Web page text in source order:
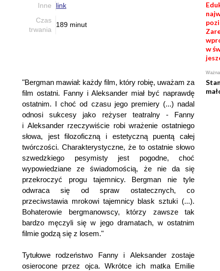
Inne
link
Czas
trwania
189 minut
"Bergman mawiał: każdy film, który robię, uważam za
film ostatni. Fanny i Aleksander miał być naprawdę
ostatnim. I choć od czasu jego premiery (...) nadal
odnosi sukcesy jako reżyser teatralny - Fanny
i Aleksander rzeczywiście robi wrażenie ostatniego
słowa, jest filozoficzną i estetyczną puentą całej
twórczości. Charakterystyczne, że to ostatnie słowo
szwedzkiego pesymisty jest pogodne, choć
wypowiedziane ze świadomością, że nie da się
przekroczyć progu tajemnicy. Bergman nie tyle
odwraca się od spraw ostatecznych, co
przeciwstawia mrokowi tajemnicy blask sztuki (...).
Bohaterowie bergmanowscy, którzy zawsze tak
bardzo męczyli się w jego dramatach, w ostatnim
filmie godzą się z losem."
Tytułowe rodzeństwo Fanny i Aleksander zostaje
osierocone przez ojca. Wkrótce ich matka Emilie
w